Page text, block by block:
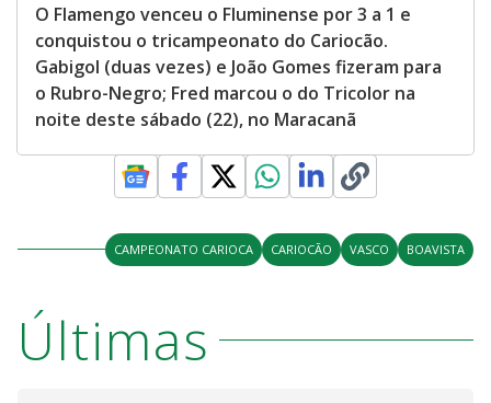
O Flamengo venceu o Fluminense por 3 a 1 e
conquistou o tricampeonato do Cariocão.
Gabigol (duas vezes) e João Gomes fizeram para
o Rubro-Negro; Fred marcou o do Tricolor na
noite deste sábado (22), no Maracanã
CAMPEONATO CARIOCA CARIOCÃO VASCO BOAVISTA
Últimas